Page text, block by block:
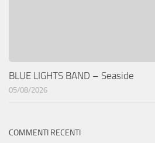
BLUE LIGHTS BAND – Seaside
05/08/2026
COMMENTI RECENTI